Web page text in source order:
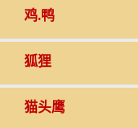
鸡.鸭
狐狸
猫头鹰